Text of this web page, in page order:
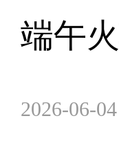
端午
2026-06-04